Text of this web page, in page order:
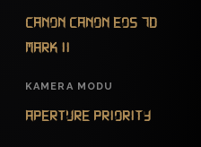
Canon Canon EOS 7D
Mark II
KAMERA MODU
Aperture Priority